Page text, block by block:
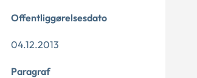
Offentliggørelsesdato
04.12.2013
Paragraf